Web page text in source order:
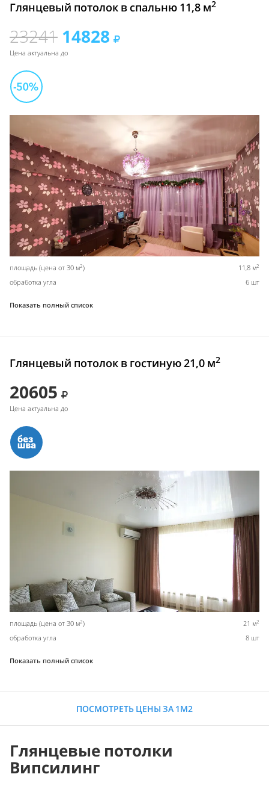
Глянцевый потолок в спальню 11,8 м2
23241 14828
Цена актуальна до
площадь (цена от 30 м2) 11,8 м2
обработка угла 6 шт
Показать полный список
Глянцевый потолок в гостиную 21,0 м2
20605
Цена актуальна до
площадь (цена от 30 м2) 21 м2
обработка угла 8 шт
Показать полный список
ПОСМОТРЕТЬ ЦЕНЫ ЗА 1М2
Глянцевые потолки
Випсилинг